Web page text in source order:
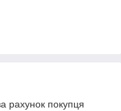
рахунок покупця